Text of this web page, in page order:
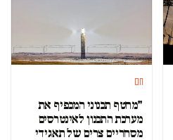
חם
"מחטף תכנוני המכפיף את
מערכת התכנון לאינטרסים
מסחריים צרים של תאגידי